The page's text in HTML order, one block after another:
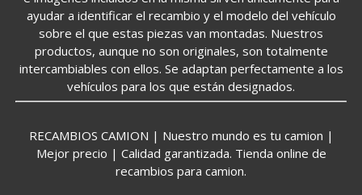
ayudar a identificar el recambio y el modelo del vehículo
sobre el que estas piezas van montadas. Nuestros
productos, aunque no son originales, son totalmente
intercambiables con ellos. Se adaptan perfectamente a los
vehículos para los que están designados.
RECAMBIOS CAMION | Nuestro mundo es tu camion |
Mejor precio | Calidad garantizada. Tienda online de
recambios para camion.